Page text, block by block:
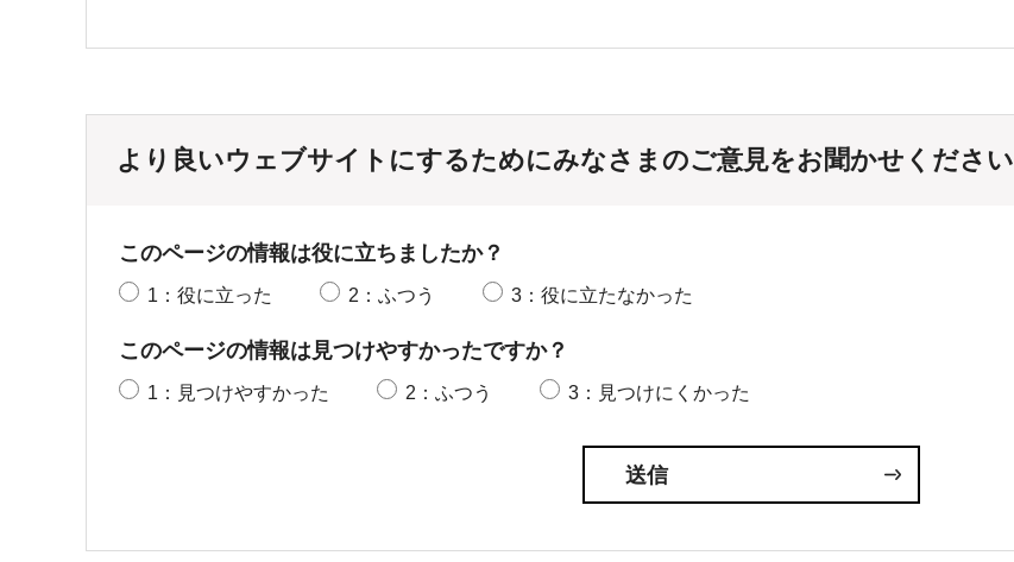
より良いウェブサイトにするためにみなさまのご意見をお聞かせください
このページの情報は役に立ちましたか？
1：役に立った 2：ふつう 3：役に立たなかった
このページの情報は見つけやすかったですか？
1：見つけやすかった 2：ふつう 3：見つけにくかった